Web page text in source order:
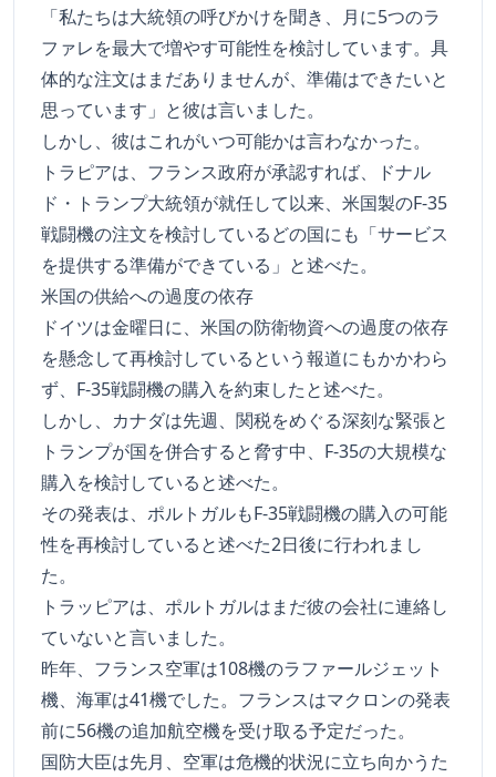
「私たちは大統領の呼びかけを聞き、月に5つのラ
ファレを最大で増やす可能性を検討しています。具
体的な注文はまだありませんが、準備はできたいと
思っています」と彼は言いました。
しかし、彼はこれがいつ可能かは言わなかった。
トラピアは、フランス政府が承認すれば、ドナル
ド・トランプ大統領が就任して以来、米国製のF-35
戦闘機の注文を検討しているどの国にも「サービス
を提供する準備ができている」と述べた。
米国の供給への過度の依存
ドイツは金曜日に、米国の防衛物資への過度の依存
を懸念して再検討しているという報道にもかかわら
ず、F-35戦闘機の購入を約束したと述べた。
しかし、カナダは先週、関税をめぐる深刻な緊張と
トランプが国を併合すると脅す中、F-35の大規模な
購入を検討していると述べた。
その発表は、ポルトガルもF-35戦闘機の購入の可能
性を再検討していると述べた2日後に行われまし
た。
トラッピアは、ポルトガルはまだ彼の会社に連絡し
ていないと言いました。
昨年、フランス空軍は108機のラファールジェット
機、海軍は41機でした。フランスはマクロンの発表
前に56機の追加航空機を受け取る予定だった。
国防大臣は先月、空軍は危機的状況に立ち向かうた